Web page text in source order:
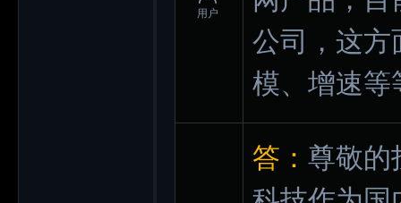
用户
公司，这方
模、增速等
答： 尊敬的